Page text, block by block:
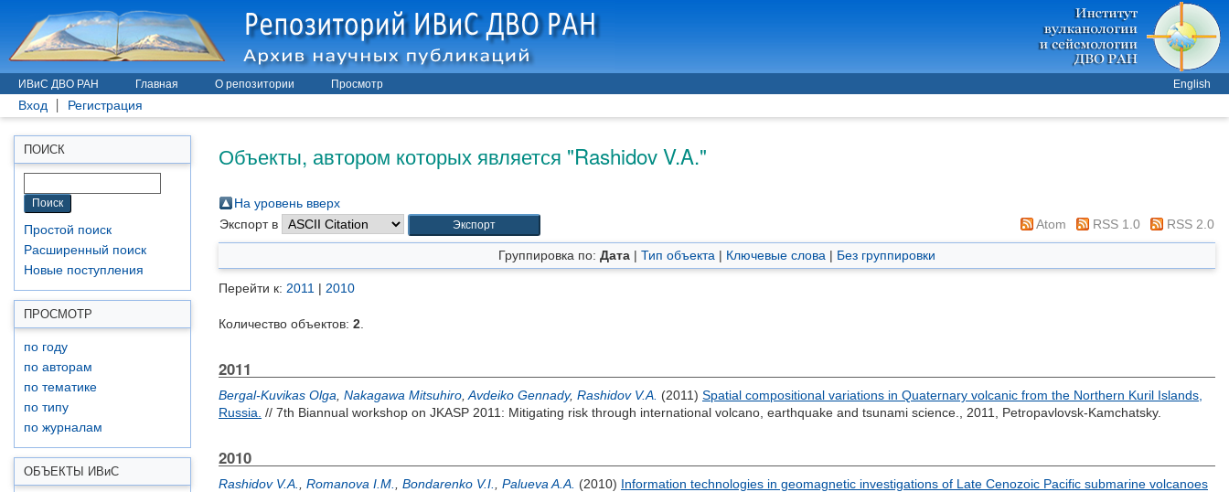
ИВиС ДВО РАН Главная О репозитории Просмотр English
Вход Регистрация
ПОИСК
Простой поиск
Расширенный поиск
Новые поступления
ПРОСМОТР
по году
по авторам
по тематике
по типу
по журналам
ОБЪЕКТЫ ИВиС
Объекты, автором которых является "Rashidov V.A."
На уровень вверх
Экспорт в
Atom RSS 1.0 RSS 2.0
Группировка по: Дата | Тип объекта | Ключевые слова | Без группировки
Перейти к: 2011 | 2010
Количество объектов: 2
2011
Bergal-Kuvikas Olga Nakagawa Mitsuhiro Avdeiko Gennady, Rashidov V.A. (2011) Spatial compositional variations in Quaternary volcanic from the Northern Kuril Islands,
Russia. // 7th Biannual workshop on JKASP 2011: Mitigating risk through international volcano, earthquake and tsunami science., 2011, Petropavlovsk-Kamchatsky.
2010
Rashidov V.A. Romanova I.M. Bondarenko V.I. Palueva A.A. (2010) Information technologies in geomagnetic investigations of Late Cenozoic Pacific submarine volcanoes